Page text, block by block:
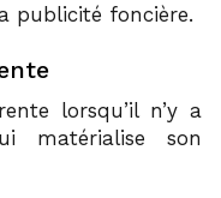
publicité foncière.
lorsqu’il n’y a
matérialise son